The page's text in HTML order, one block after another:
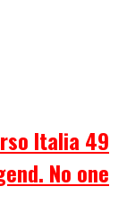
Italia 49
No one